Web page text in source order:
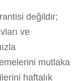
değildir;
ve
mutlaka
haftalık